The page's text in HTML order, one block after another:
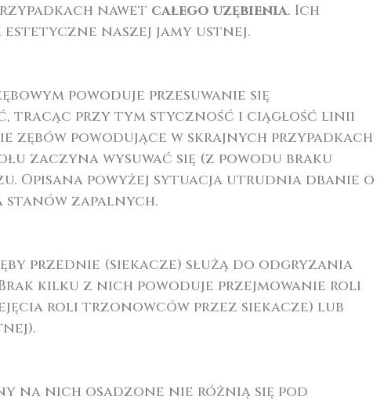
nawet całego uzębienia. Ich
naszej jamy ustnej.
powoduje przesuwanie się
tracąc przy tym styczność i ciągłość linii
zębów powodujące w skrajnych przypadkach
zaczyna wysuwać się (z powodu braku
Opisana powyżej sytuacja utrudnia dbanie o
stanów zapalnych.
przednie (siekacze) służą do odgryzania
kilku z nich powoduje przejmowanie roli
roli trzonowców przez siekacze) lub
na nich osadzone nie różnią się pod